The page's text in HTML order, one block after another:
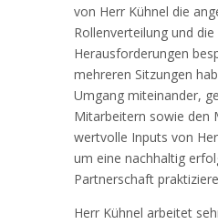
von Herr Kühnel die
Rollenverteilung und
Herausforderungen
mehreren Sitzungen
Umgang miteinander,
Mitarbeitern sowie den
wertvolle Inputs von
um eine nachhaltig
Partnerschaft
Herr Kühnel arbeitet